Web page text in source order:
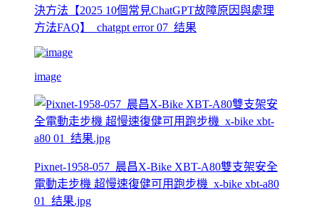
決方法【2025 10個常見ChatGPT故障原因與處理
方法FAQ】_chatgpt error 07_结果
image
Pixnet-1958-057_晨昌X-Bike XBT-A80雙支架安全
電動走步機 超慢速復健可用跑步機_x-bike xbt-a80
01_结果.jpg